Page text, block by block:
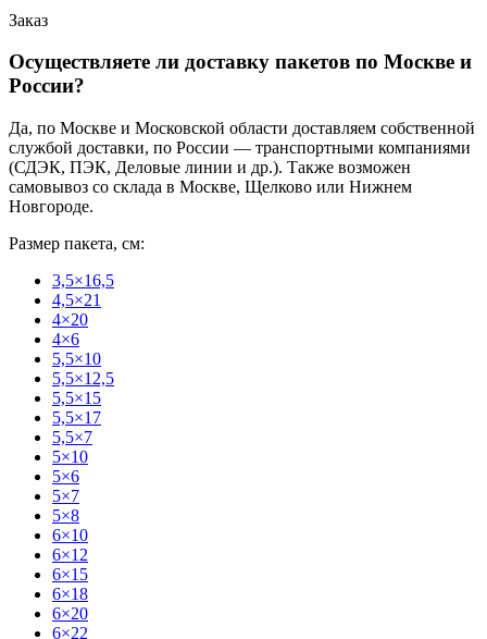
Заказ
Осуществляете ли доставку пакетов по Москве и
России?
Да, по Москве и Московской области доставляем собственной
службой доставки, по России — транспортными компаниями
(СДЭК, ПЭК, Деловые линии и др.). Также возможен
самовывоз со склада в Москве, Щелково или Нижнем
Новгороде.
Размер пакета, см:
3,5×16,5
4,5×21
4×20
4×6
5,5×10
5,5×12,5
5,5×15
5,5×17
5,5×7
5×10
5×6
5×7
5×8
6×10
6×12
6×15
6×18
6×20
6×22